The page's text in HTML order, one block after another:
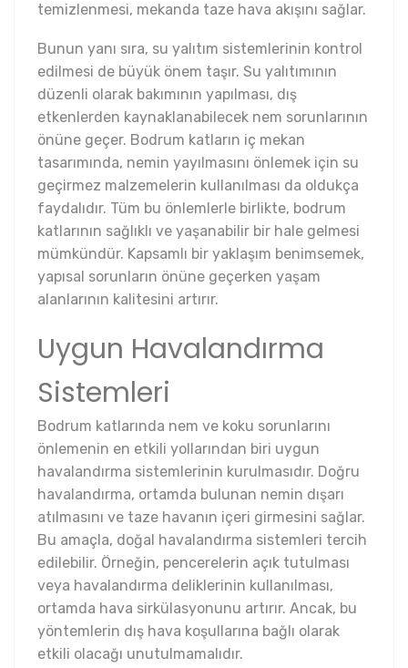
temizlenmesi, mekanda taze hava akışını sağlar.
Bunun yanı sıra, su yalıtım sistemlerinin kontrol
edilmesi de büyük önem taşır. Su yalıtımının
düzenli olarak bakımının yapılması, dış
etkenlerden kaynaklanabilecek nem sorunlarının
önüne geçer. Bodrum katların iç mekan
tasarımında, nemin yayılmasını önlemek için su
geçirmez malzemelerin kullanılması da oldukça
faydalıdır. Tüm bu önlemlerle birlikte, bodrum
katlarının sağlıklı ve yaşanabilir bir hale gelmesi
mümkündür. Kapsamlı bir yaklaşım benimsemek,
yapısal sorunların önüne geçerken yaşam
alanlarının kalitesini artırır.
Uygun Havalandırma
Sistemleri
Bodrum katlarında nem ve koku sorunlarını
önlemenin en etkili yollarından biri uygun
havalandırma sistemlerinin kurulmasıdır. Doğru
havalandırma, ortamda bulunan nemin dışarı
atılmasını ve taze havanın içeri girmesini sağlar.
Bu amaçla, doğal havalandırma sistemleri tercih
edilebilir. Örneğin, pencerelerin açık tutulması
veya havalandırma deliklerinin kullanılması,
ortamda hava sirkülasyonunu artırır. Ancak, bu
yöntemlerin dış hava koşullarına bağlı olarak
etkili olacağı unutulmamalıdır.